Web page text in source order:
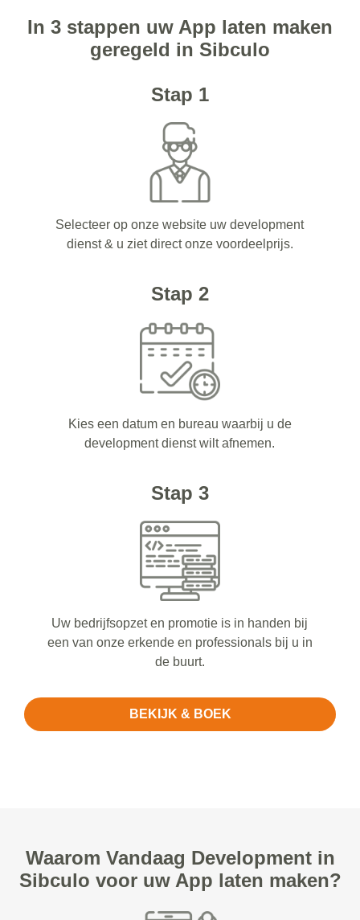
In 3 stappen uw App laten maken
geregeld in Sibculo
Stap 1
Selecteer op onze website uw development
dienst & u ziet direct onze voordeelprijs.
Stap 2
Kies een datum en bureau waarbij u de
development dienst wilt afnemen.
Stap 3
Uw bedrijfsopzet en promotie is in handen bij
een van onze erkende en professionals bij u in
de buurt.
BEKIJK & BOEK
Waarom Vandaag Development in
Sibculo voor uw App laten maken?